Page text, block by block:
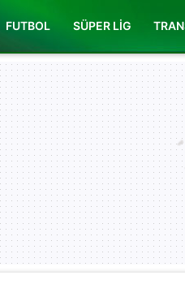
FUTBOL SÜPER LİG